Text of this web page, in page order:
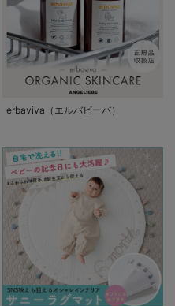
erbaviva（エルバビーバ）